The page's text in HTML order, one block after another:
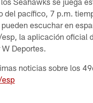
del pacífico, 7 p.m.
escuchar en
la aplicación oficial
Deportes.
noticias sobre los